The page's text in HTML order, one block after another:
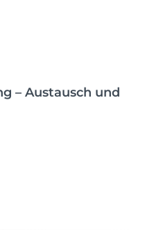
– Austausch und